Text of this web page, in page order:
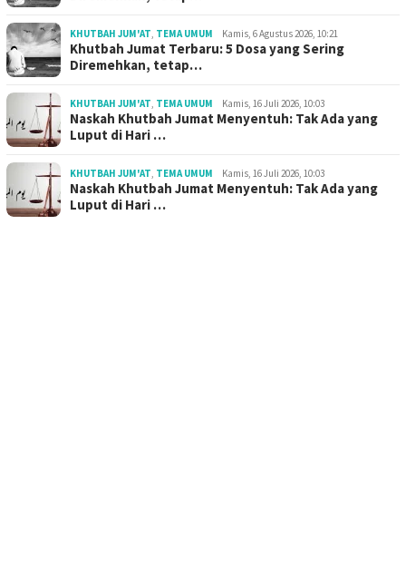
KHUTBAH JUM'AT, TEMA UMUM Kamis, 6 Agustus 2026, 10:21
Khutbah Jumat Terbaru: 5 Dosa yang Sering
Diremehkan, tetap…
KHUTBAH JUM'AT, TEMA UMUM Kamis, 16 Juli 2026, 10:03
Naskah Khutbah Jumat Menyentuh: Tak Ada yang
Luput di Hari …
KHUTBAH JUM'AT, TEMA UMUM Kamis, 16 Juli 2026, 10:03
Naskah Khutbah Jumat Menyentuh: Tak Ada yang
Luput di Hari …